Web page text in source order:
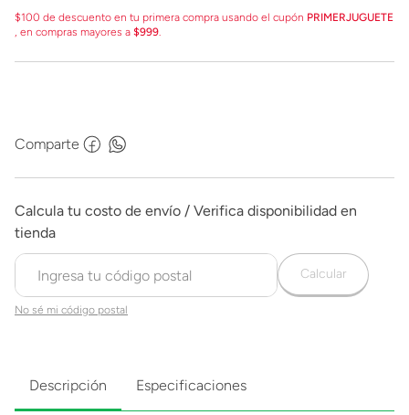
$100 de descuento en tu primera compra usando el cupón PRIMERJUGUETE
, en compras mayores a $999.
Comparte
No sé mi código postal
Calcular
Descripción Especificaciones